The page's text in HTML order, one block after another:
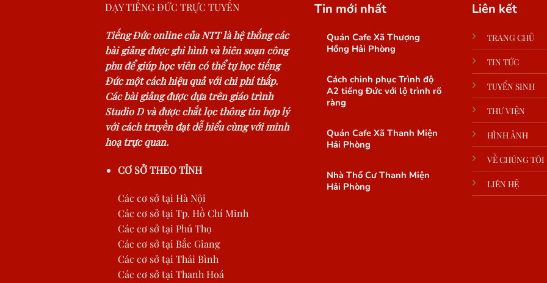
DẠY TIẾNG ĐỨC TRỰC TUYẾN
Tiếng Đức online của NTT là hệ thống các
bài giảng được ghi hình và biên soạn công
phu để giúp học viên có thể tự học tiếng
Đức một cách hiệu quả với chi phí thấp.
Các bài giảng được dựa trên giáo trình
Studio D và được chắt lọc thông tin hợp lý
với cách truyền đạt dễ hiểu cùng với minh
hoạ trực quan.
CƠ SỞ THEO TỈNH
Các cơ sở tại Hà Nội
Các cơ sở tại Tp. Hồ Chí Minh
Các cơ sở tại Phú Thọ
Các cơ sở tại Bắc Giang
Các cơ sở tại Thái Bình
Các cơ sở tại Thanh Hoá
Tin mới nhất
Quán Cafe Xã Thượng
Hồng Hải Phòng
Cách chinh phục Trình độ
A2 tiếng Đức với lộ trình rõ
ràng
Quán Cafe Xã Thanh Miện
Hải Phòng
Nhà Thổ Cư Thanh Miện
Hải Phòng
Liên kết
TRANG CHỦ
TIN TỨC
TUYỂN SINH
THƯ VIỆN
HÌNH ẢNH
VỀ CHÚNG TÔI
LIÊN HỆ